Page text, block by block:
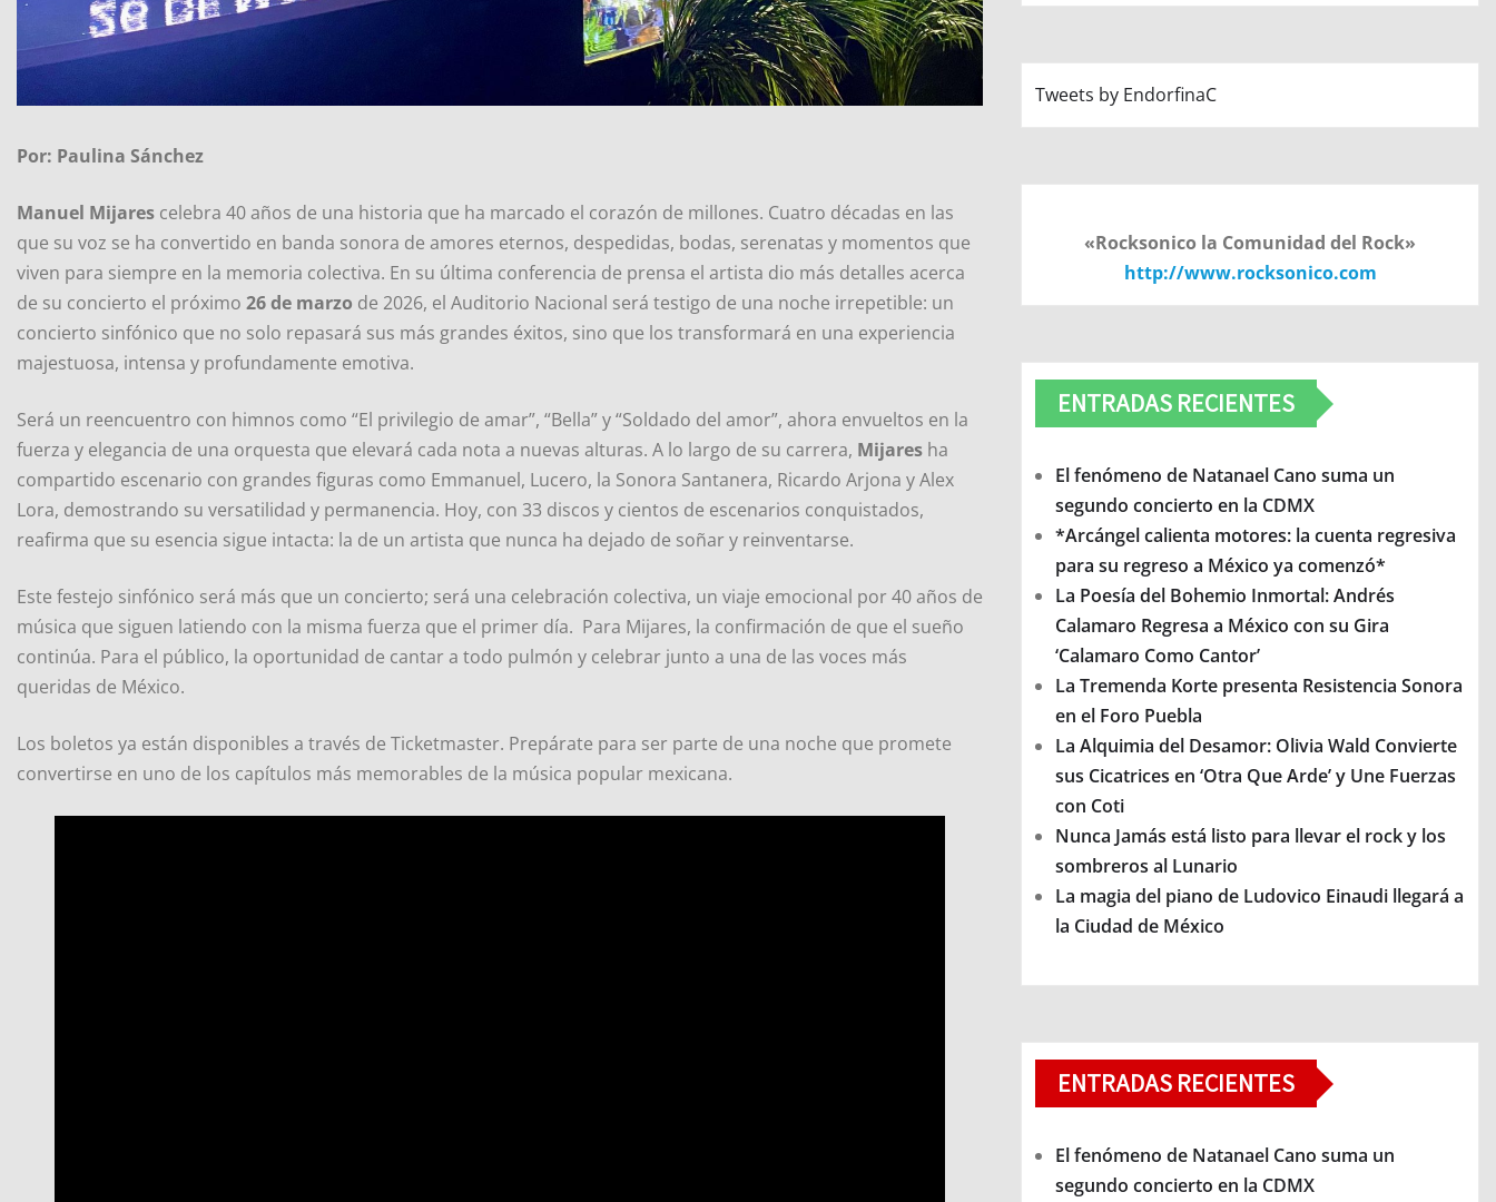
Por: Paulina Sánchez
Manuel Mijares celebra 40 años de una historia que ha marcado el corazón de millones. Cuatro décadas en las
que su voz se ha convertido en banda sonora de amores eternos, despedidas, bodas, serenatas y momentos que
viven para siempre en la memoria colectiva. En su última conferencia de prensa el artista dio más detalles acerca
de su concierto el próximo 26 de marzo de 2026, el Auditorio Nacional será testigo de una noche irrepetible: un
concierto sinfónico que no solo repasará sus más grandes éxitos, sino que los transformará en una experiencia
majestuosa, intensa y profundamente emotiva.
Será un reencuentro con himnos como “El privilegio de amar”, “Bella” y “Soldado del amor”, ahora envueltos en la
fuerza y elegancia de una orquesta que elevará cada nota a nuevas alturas. A lo largo de su carrera, Mijares ha
compartido escenario con grandes figuras como Emmanuel, Lucero, la Sonora Santanera, Ricardo Arjona y Alex
Lora, demostrando su versatilidad y permanencia. Hoy, con 33 discos y cientos de escenarios conquistados,
reafirma que su esencia sigue intacta: la de un artista que nunca ha dejado de soñar y reinventarse.
Este festejo sinfónico será más que un concierto; será una celebración colectiva, un viaje emocional por 40 años de
música que siguen latiendo con la misma fuerza que el primer día. Para Mijares, la confirmación de que el sueño
continúa. Para el público, la oportunidad de cantar a todo pulmón y celebrar junto a una de las voces más
queridas de México.
Los boletos ya están disponibles a través de Ticketmaster. Prepárate para ser parte de una noche que promete
convertirse en uno de los capítulos más memorables de la música popular mexicana.
Tweets by EndorfinaC
«Rocksonico la Comunidad del Rock»
http://www.rocksonico.com
ENTRADAS RECIENTES
El fenómeno de Natanael Cano suma un
segundo concierto en la CDMX
*Arcángel calienta motores: la cuenta regresiva
para su regreso a México ya comenzó*
La Poesía del Bohemio Inmortal: Andrés
Calamaro Regresa a México con su Gira
‘Calamaro Como Cantor’
La Tremenda Korte presenta Resistencia Sonora
en el Foro Puebla
La Alquimia del Desamor: Olivia Wald Convierte
sus Cicatrices en ‘Otra Que Arde’ y Une Fuerzas
con Coti
Nunca Jamás está listo para llevar el rock y los
sombreros al Lunario
La magia del piano de Ludovico Einaudi llegará a
la Ciudad de México
ENTRADAS RECIENTES
El fenómeno de Natanael Cano suma un
segundo concierto en la CDMX